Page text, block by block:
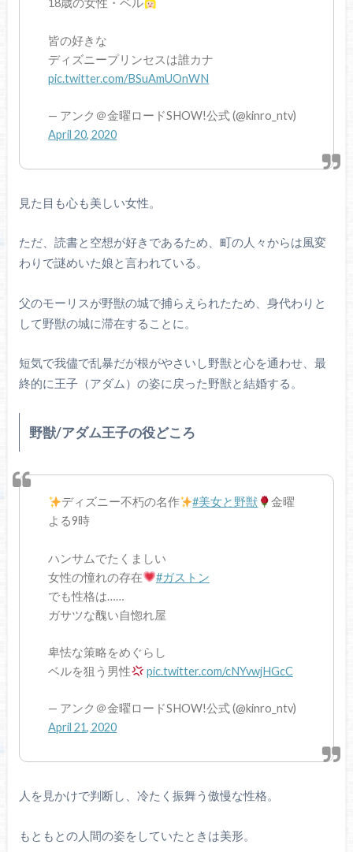
18歳の女性・ベル
皆の好きな
ディズニープリンセスは誰カナ
pic.twitter.com/BSuAmUOnWN
— アンク＠金曜ロードSHOW!公式 (@kinro_ntv)
April 20, 2020
見た目も心も美しい女性。
ただ、読書と空想が好きであるため、町の人々からは風変
わりで謎めいた娘と言われている。
父のモーリスが野獣の城で捕らえられたため、身代わりと
して野獣の城に滞在することに。
短気で我儘で乱暴だが根がやさいし野獣と心を通わせ、最
終的に王子（アダム）の姿に戻った野獣と結婚する。
野獣/アダム王子の役どころ
ディズニー不朽の名作 #美女と野獣
金曜
よる9時
ハンサムでたくましい
女性の憧れの存在
#ガストン
でも性格は……
ガサツな醜い自惚れ屋
卑怯な策略をめぐらし
ベルを狙う男性
pic.twitter.com/cNYvwjHGcC
— アンク＠金曜ロードSHOW!公式 (@kinro_ntv)
April 21, 2020
人を見かけで判断し、冷たく振舞う傲慢な性格。
もともとの人間の姿をしていたときは美形。